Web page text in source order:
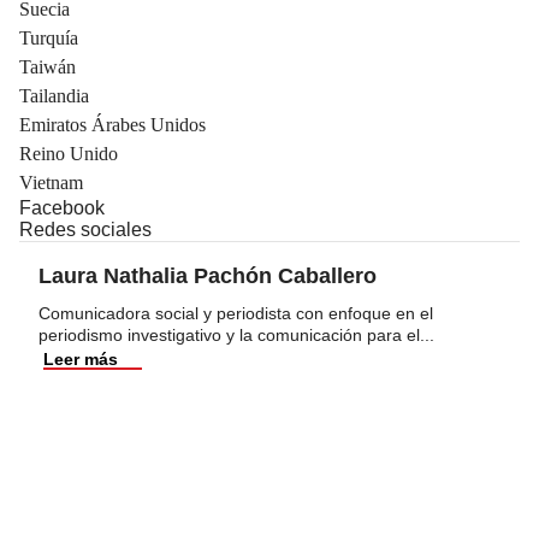
Suecia
Turquía
Taiwán
Tailandia
Emiratos Árabes Unidos
Reino Unido
Vietnam
Facebook
Redes sociales
Laura Nathalia Pachón Caballero
Comunicadora social y periodista con enfoque en el
periodismo investigativo y la comunicación para el
Leer más